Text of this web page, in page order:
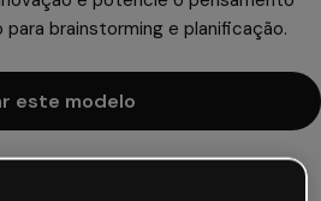
brainstorming e planificação.
este modelo